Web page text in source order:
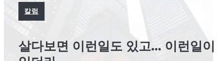
칼럼
살다보면 이런일도 있고… 이런일이